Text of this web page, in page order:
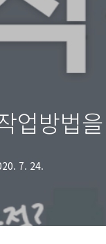
업방법
7. 24.